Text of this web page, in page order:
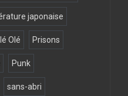
japonaise
Olé Prisons
Punk
sans-abri